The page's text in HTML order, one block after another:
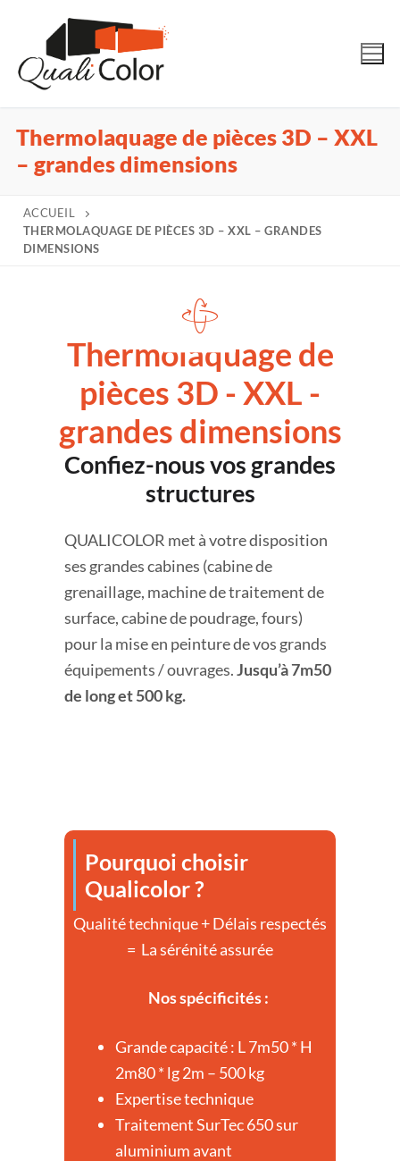
Thermolaquage de pièces 3D – XXL
– grandes dimensions
ACCUEIL
THERMOLAQUAGE DE PIÈCES 3D – XXL – GRANDES
DIMENSIONS
Thermolaquage de
pièces 3D - XXL -
grandes dimensions
Confiez-nous vos grandes
structures
QUALICOLOR met à votre disposition
ses grandes cabines (cabine de
grenaillage, machine de traitement de
surface, cabine de poudrage, fours)
pour la mise en peinture de vos grands
équipements / ouvrages.Jusqu’à 7m50
de long et 500 kg.
Pourquoi choisir
Qualicolor?
Qualité technique + Délais respectés
= La sérénité assurée
Nos spécificités :
Grande capacité : L 7m50 * H
2m80 * lg 2m – 500 kg
Expertise technique
Traitement SurTec 650 sur
aluminium avant